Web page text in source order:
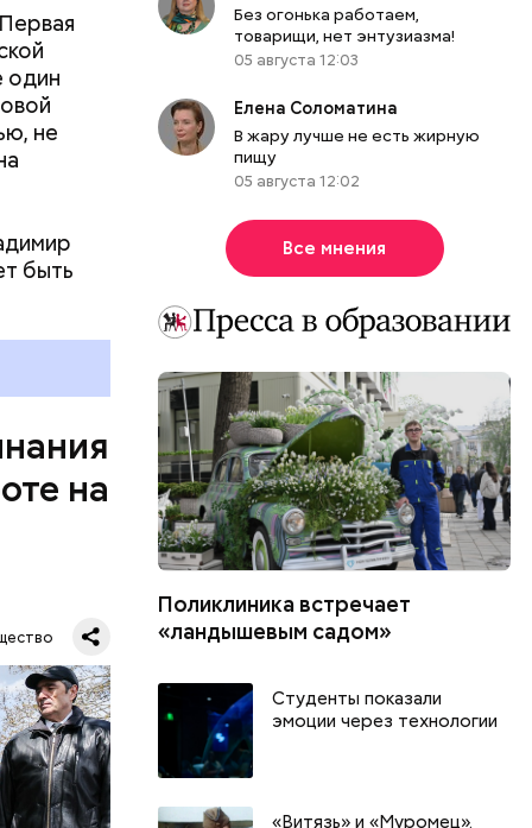
один
не
быть
на
авария
Мы были
Без огонька работаем,
товарищи, нет энтузиазма!
05 августа 12:03
Елена Соломатина
В жару лучше не есть жирную
пищу
05 августа 12:02
Все мнения
Поликлиника встречает
«ландышевым садом»
Студенты показали
эмоции через технологии
«Витязь» и «Муромец».